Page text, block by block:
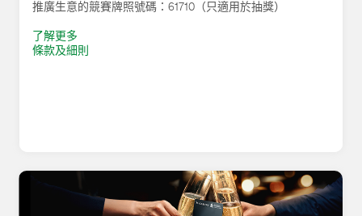
推廣生意的競賽牌照號碼：61710（只適用於抽獎）
了解更多
條款及細則